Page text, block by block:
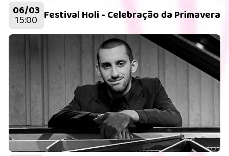
06/03
15:00 Festival Holi - Celebração da Primavera